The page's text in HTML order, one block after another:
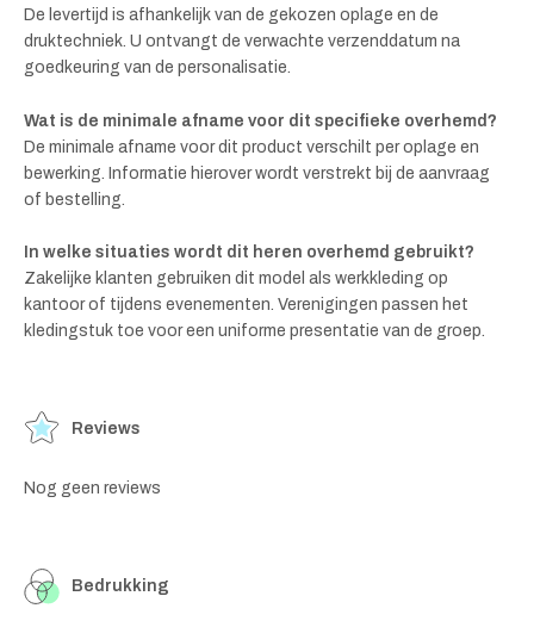
De levertijd is afhankelijk van de gekozen oplage en de
druktechniek. U ontvangt de verwachte verzenddatum na
goedkeuring van de personalisatie.
Wat is de minimale afname voor dit specifieke overhemd?
De minimale afname voor dit product verschilt per oplage en
bewerking. Informatie hierover wordt verstrekt bij de aanvraag
of bestelling.
In welke situaties wordt dit heren overhemd gebruikt?
Zakelijke klanten gebruiken dit model als werkkleding op
kantoor of tijdens evenementen. Verenigingen passen het
kledingstuk toe voor een uniforme presentatie van de groep.
Reviews
Nog geen reviews
Bedrukking